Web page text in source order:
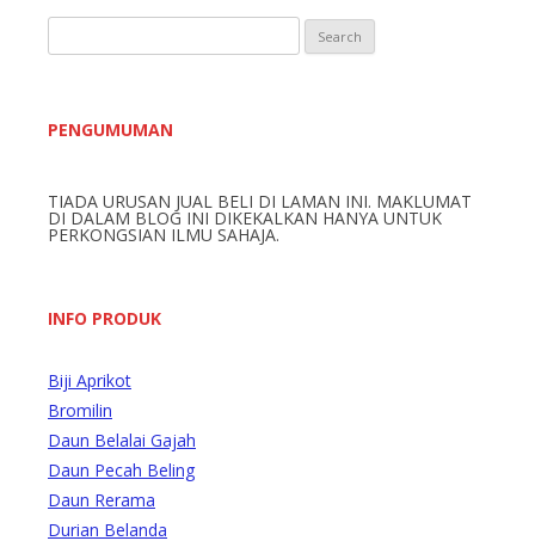
e
f
o
PENGUMUMAN
TIADA URUSAN JUAL BELI DI LAMAN INI. MAKLUMAT
DI DALAM BLOG INI DIKEKALKAN HANYA UNTUK
PERKONGSIAN ILMU SAHAJA.
INFO PRODUK
Biji Aprikot
Bromilin
Daun Belalai Gajah
Daun Pecah Beling
Daun Rerama
Durian Belanda